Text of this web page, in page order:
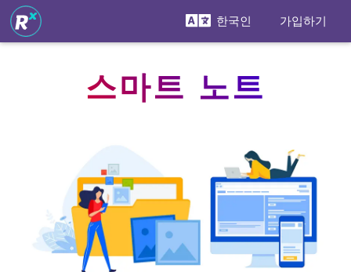
한국인 가입하기
스마트 노트